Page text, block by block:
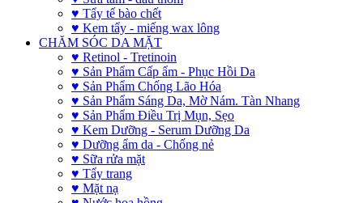
♥ Tẩy tế bào chết
♥ Kem tẩy - miếng wax lông
CHĂM SÓC DA MẶT
♥ Retinol - Tretinoin
♥ Sản Phẩm Cấp ẩm - Phục Hồi Da
♥ Sản Phẩm Chống Lão Hóa
♥ Sản Phẩm Sáng Da, Mờ Nám. Tàn Nhang
♥ Sản Phẩm Điều Trị Mụn, Sẹo
♥ Kem Dưỡng - Serum Dưỡng Da
♥ Dưỡng ẩm da - Chống nẻ
♥ Sữa rửa mặt
♥ Tẩy trang
♥ Mặt nạ